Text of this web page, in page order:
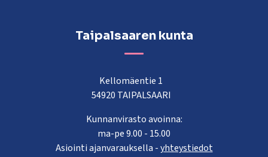
Taipalsaaren kunta
Kellomäentie 1
54920 TAIPALSAARI
Kunnanvirasto avoinna:
ma-pe 9.00 - 15.00
Asiointi ajanvarauksella -yhteystiedot